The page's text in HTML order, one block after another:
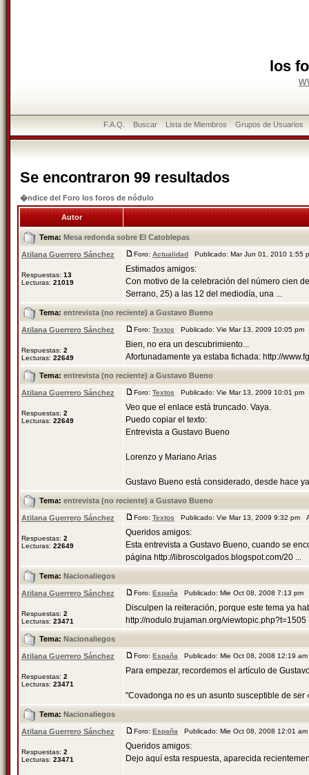
los
F.A.Q. Buscar Lista de Miembros Grupos de Usuarios
Se encontraron 99 resultados
�ndice del Foro los foros de nódulo
Autor
Tema: Mesa redonda sobre El Catoblepas
Atilana Guerrero Sánchez
Respuestas: 13
Lecturas: 21019
Foro: Actualidad Publicado: Mar Jun 01, 2010
Estimados amigos:
Con motivo de la celebración del número cien
Serrano, 25) a las 12 del mediodía, una ...
Tema: entrevista (no reciente) a Gustavo Bueno
Atilana Guerrero Sánchez
Respuestas: 2
Lecturas: 22649
Foro: Textos Publicado: Vie Mar 13, 2009 10:05
Bien, no era un descubrimiento...
Afortunadamente ya estaba fichada: http://
Tema: entrevista (no reciente) a Gustavo Bueno
Atilana Guerrero Sánchez
Respuestas: 2
Lecturas: 22649
Foro: Textos Publicado: Vie Mar 13, 2009 10:01
Veo que el enlace está truncado. Vaya.
Puedo copiar el texto:
Entrevista a Gustavo Bueno
Lorenzo y Mariano Arias
Gustavo Bueno está considerado, desde hace
Tema: entrevista (no reciente) a Gustavo Bueno
Atilana Guerrero Sánchez
Respuestas: 2
Lecturas: 22649
Foro: Textos Publicado: Vie Mar 13, 2009 9:32 pm
Queridos amigos:
Esta entrevista a Gustavo Bueno, cuando se
página http://libroscolgados.blogspot.com/20 ...
Tema: Nacionaliegos
Atilana Guerrero Sánchez
Respuestas: 2
Lecturas: 23471
Foro: España Publicado: Mie Oct 08, 2008 7:13
Disculpen la reiteración, porque este tema ya
http://nodulo.trujaman.org/viewtopic.php?t=1505
Tema: Nacionaliegos
Atilana Guerrero Sánchez
Respuestas: 2
Lecturas: 23471
Foro: España Publicado: Mie Oct 08, 2008 12:19
Para empezar, recordemos el artículo de
"Covadonga no es un asunto susceptible de
Tema: Nacionaliegos
Atilana Guerrero Sánchez
Respuestas: 2
Lecturas: 23471
Foro: España Publicado: Mie Oct 08, 2008 12:01
Queridos amigos:
Dejo aquí esta respuesta, aparecida